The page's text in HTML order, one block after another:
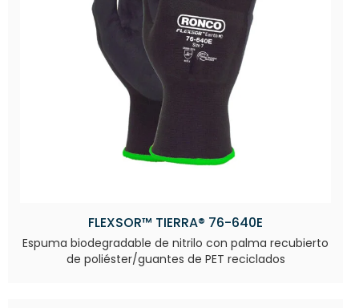
FLEXSOR™ TIERRA® 76-640E
Espuma biodegradable de nitrilo con palma recubierto
de poliéster/guantes de PET reciclados